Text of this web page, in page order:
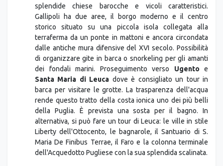
splendide chiese barocche e vicoli caratteristici.
Gallipoli ha due aree, il borgo moderno e il centro
storico situato su una piccola isola collegata alla
terraferma da un ponte in mattoni e ancora circondata
dalle antiche mura difensive del XVI secolo. Possibilità
di organizzare gite in barca o snorkeling per gli amanti
dei fondali marini. Proseguimento verso Ugento e
Santa Maria di Leuca dove è consigliato un tour in
barca per visitare le grotte. La trasparenza dell'acqua
rende questo tratto della costa ionica uno dei più belli
della Puglia. È prevista una sosta per il bagno. In
alternativa, si può fare un tour di Leuca: le ville in stile
Liberty dell'Ottocento, le bagnarole, il Santuario di S.
Maria De Finibus Terrae, il Faro e la colonna terminale
dell'Acquedotto Pugliese con la sua splendida scalinata.